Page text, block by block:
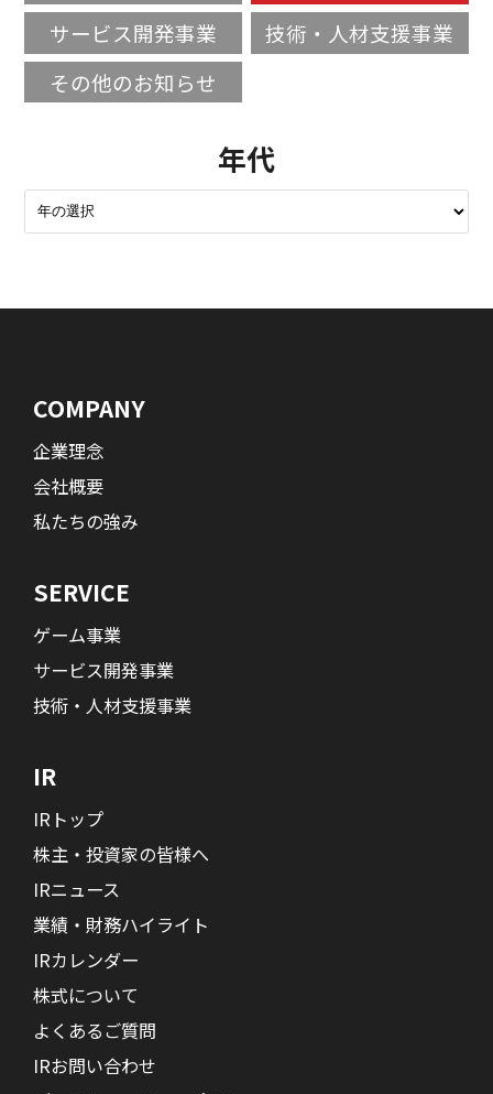
サービス開発事業
技術・人材支援事業
その他のお知らせ
年代
COMPANY
企業理念
会社概要
私たちの強み
SERVICE
ゲーム事業
サービス開発事業
技術・人材支援事業
IR
IRトップ
株主・投資家の皆様へ
IRニュース
業績・財務ハイライト
IRカレンダー
株式について
よくあるご質問
IRお問い合わせ